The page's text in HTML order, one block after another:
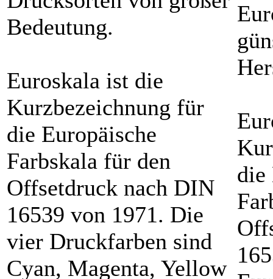
Bedeutung.
Euroskala ist die
Kurzbezeichnung für
die Europäische
Farbskala für den
Offsetdruck nach DIN
16539 von 1971. Die
vier Druckfarben sind
Cyan, Magenta, Yellow
die